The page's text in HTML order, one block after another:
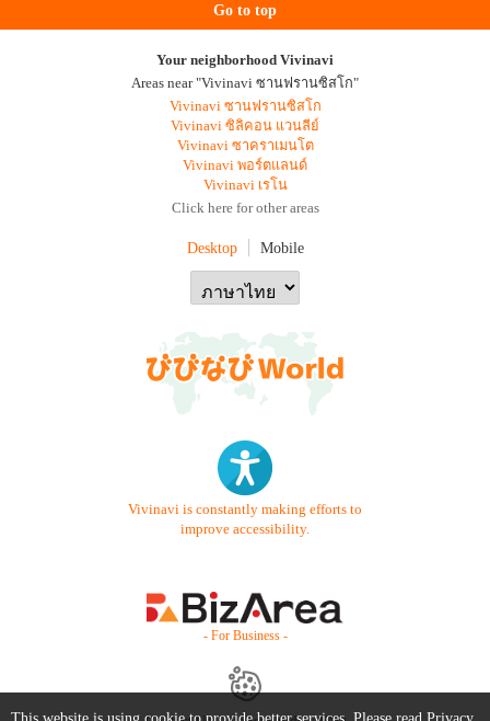
Go to top
Your neighborhood Vivinavi
Areas near "Vivinavi ซานฟรานซิสโก"
Vivinavi ซานฟรานซิสโก
Vivinavi ซิลิคอน แวนลีย์
Vivinavi ซาคราเมนโต
Vivinavi พอร์ตแลนด์
Vivinavi เรโน
Click here for other areas
Desktop Mobile
Vivinavi is constantly making efforts to
improve accessibility.
- For Business -